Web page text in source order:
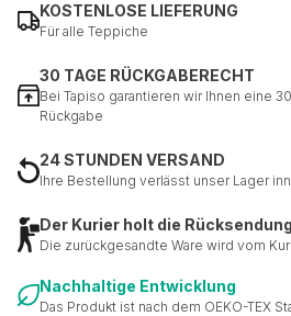
KOSTENLOSE LIEFERUNG
Für alle Teppiche
30 TAGE RÜCKGABERECHT
Bei Tapiso garantieren wir Ihnen eine
Rückgabe
24 STUNDEN VERSAND
Ihre Bestellung verlässt unser Lager
Der Kurier holt die
Die zurückgesandte Ware wird vom
Nachhaltige Entwicklung
Das Produkt ist nach dem OEKO-TEX